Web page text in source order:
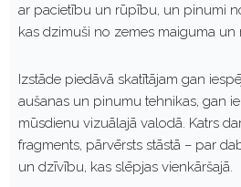
ar pacietību un rūpību, un pinumi
kas dzimuši no zemes maiguma un
Izstāde piedāvā skatītājam gan
aušanas un pinumu tehnikas, gan
mūsdienu vizuālajā valodā. Katrs
fragments, pārvērsts stāstā – par
un dzīvību, kas slēpjas vienkāršajā.